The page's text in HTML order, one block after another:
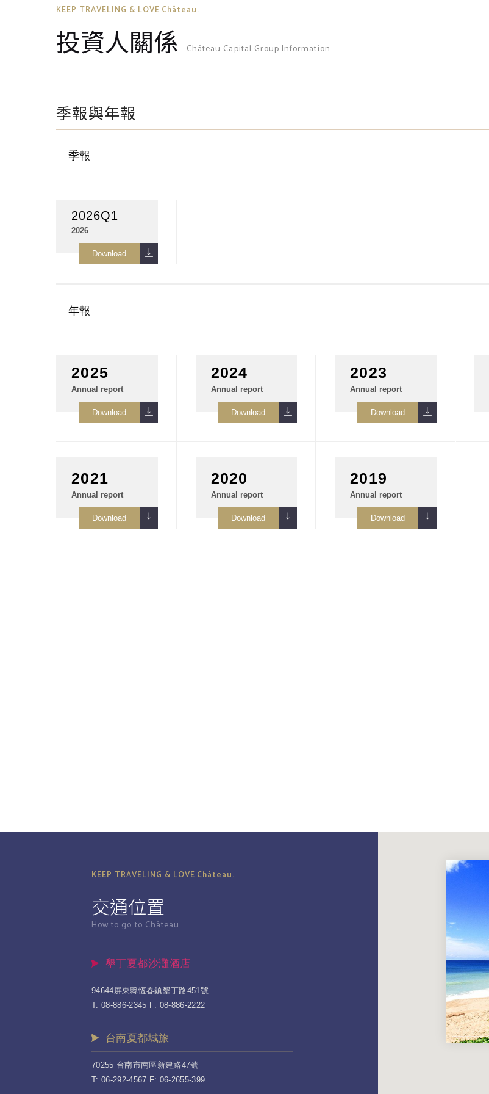
KEEP TRAVELING & LOVE Château.
投資人關係 Château Capital Group Information
季報與年報
季報
2026Q1
2026
年報
2025
Annual report
2024
Annual report
2023
Annual report
2021
Annual report
2020
Annual report
2019
Annual report
KEEP TRAVELING & LOVE Château.
交通位置
How to go to Château
墾丁夏都沙灘酒店
94644屏東縣恆春鎮墾丁路451號
T: 08-886-2345 F: 08-886-2222
台南夏都城旅
70255 台南市南區新建路47號
T: 06-292-4567 F: 06-2655-399